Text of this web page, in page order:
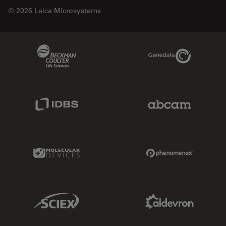
© 2026 Leica Microsystems
Genedata Link
Molecular Devices Link
Sciex Link